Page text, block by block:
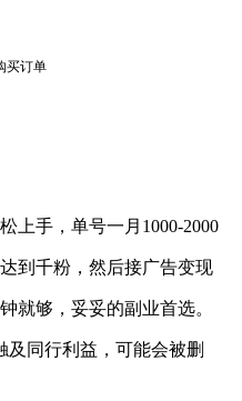
买订单
上手，单号一月1000-2000
到千粉，然后接广告变现
就够，妥妥的副业首选。
及同行利益，可能会被删